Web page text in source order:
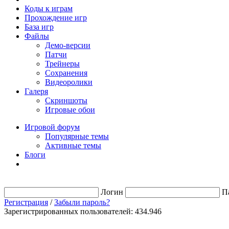
Коды к играм
Прохождение игр
База игр
Файлы
Демо-версии
Патчи
Трейнеры
Сохранения
Видеоролики
Галеря
Скриншоты
Игровые обои
Игровой форум
Популярные темы
Активные темы
Блоги
Логин
Регистрация /Забыли пароль?
Зарегистрированных пользователей: 434.946